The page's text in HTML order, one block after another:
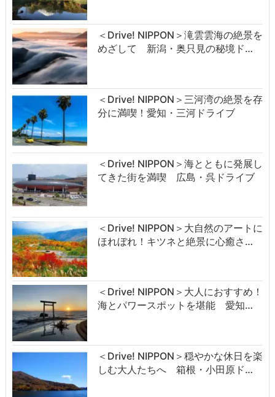
＜Drive! NIPPON＞滝雲雲海の絶景を
めざして 新潟・奥只見の秘境ド…
＜Drive! NIPPON＞三河湾の絶景を存
分に満喫！愛知・三河ドライブ
＜Drive! NIPPON＞海とともに発展し
てきた街を満喫 広島・呉ドライブ
＜Drive! NIPPON＞大自然のアートに
ほれぼれ！キツネと絶景に心癒さ…
＜Drive! NIPPON＞大人におすすめ！
海とパワースポットを堪能 愛知…
＜Drive! NIPPON＞穏やかな休日を楽
しむ大人たちへ 箱根・小田原ド…